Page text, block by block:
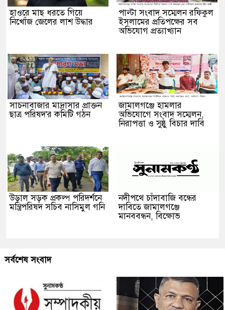
হাওরে মাছ ধরতে গিয়ে
নিখোঁজ জেলের লাশ উদ্ধার
পাল্টা সংবাদ সম্মেলন রফিকুল
ইসলামের প্রতিপক্ষের সব
অভিযোগ প্রত্যাখ্যান
সাচনাবাজার মাদ্রাসার প্রাক্তন
ছাত্র পরিষদ'র কমিটি গঠন
জামালগঞ্জে হামলার
অভিযোগে সংবাদ সম্মেলন,
নিরাপত্তা ও সুষ্ঠু বিচার দাবি
উড়াল সড়ক প্রকল্প পরিদর্শনে
মন্ত্রিপরিষদ সচিব নাসিমুল গনি
নদীপথে চাঁদাবাজি বন্ধের
দাবিতে জামালগঞ্জে
মানববন্ধন, বিক্ষোভ
সর্বশেষ সংবাদ